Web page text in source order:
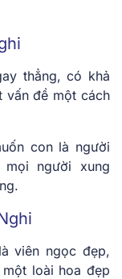
thẳng, có khả
vấn đề một cách
con là người
người xung
viên ngọc đẹp,
loài hoa đẹp